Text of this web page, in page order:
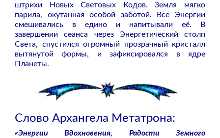
штрихи Новых Световых Кодов. Земля мягко
парила, окутанная особой заботой. Все Энергии
смешивались в едино и напитывали её. В
завершении сеанса через Энергетический столп
Света, спустился огромный прозрачный кристалл
вытянутой формы, и зафиксировался в ядре
Планеты.
Слово Архангела Метатрона:
«Энергии Вдохновения, Радости Земного